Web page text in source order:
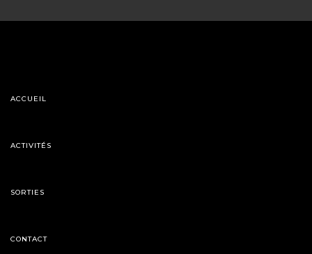
ACCUEIL
ACTIVITÉS
SORTIES
CONTACT